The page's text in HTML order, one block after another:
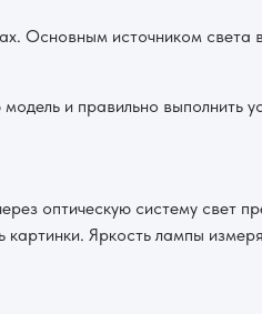
Основным источником света в
и правильно выполнить
оптическую систему свет
картинки. Яркость лампы